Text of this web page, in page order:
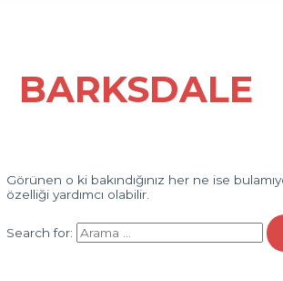
BARKSDALE
Görünen o ki bakındığınız her ne ise
özelliği yardımcı olabilir.
Search for: